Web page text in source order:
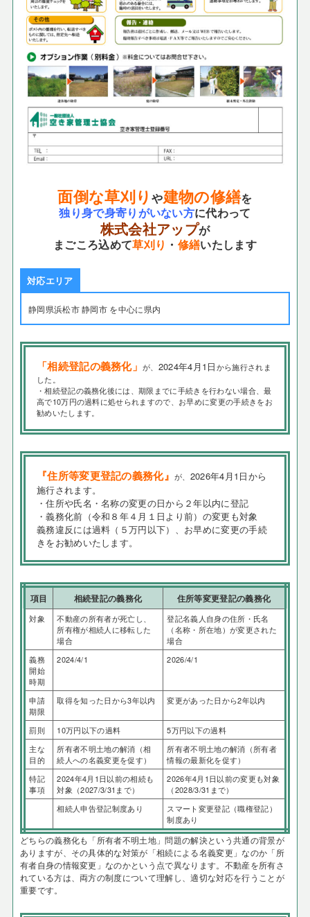
面倒な草刈りや建物の修繕を
独り身で身寄りがいない方に代わって
株式会社アップが
まごころ込めて草刈り ・ 修繕いたします
対応エリア
静岡県浜松市 静岡市 を中心に県内
「相続登記の義務化」が、 2024年4月1日から施行されま
した。
・相続登記の義務化後には、期限までに手続きを行わない場合、最
高で10万円の過料に処せられますので、お早めに変更の手続きをお
勧めいたします。
『住所等変更登記の義務化』が、 2026年4月1日から
施行されます。
・住所や氏名・名称の変更の日から２年以内に登記
・義務化前（令和８年４月１日より前）の変更も対象
義務違反には過料（５万円以下）、お早めに変更の手続
きをお勧めいたします。
項目 相続登記の義務化 住所等変更登記の義務化
対象
不動産の所有者が死亡し、
所有権が相続人に移転した
場合
登記名義人自身の住所・氏名
（名称・所在地）が変更された
場合
義務
開始
時期
2024/4/1 2026/4/1
申請
期限
取得を知った日から3年以内 変更があった日から2年以内
罰則 10万円以下の過料
5万円以下の過料
主な
目的
所有者不明土地の解消（相
続人への名義変更を促す）
所有者不明土地の解消（所有者
情報の最新化を促す）
特記
事項
2024年4月1日以前の相続も
対象（2027/3/31まで）
2026年4月1日以前の変更も対象
（2028/3/31まで）
相続人申告登記制度あり
スマート変更登記（職権登記）
制度あり
どちらの義務化も「所有者不明土地」問題の解決という共通の背景が
ありますが、その具体的な対策が「相続による名義変更」なのか「所
有者自身の情報変更」なのかという点で異なります。不動産を所有さ
れている方は、両方の制度について理解し、適切な対応を行うことが
重要です。